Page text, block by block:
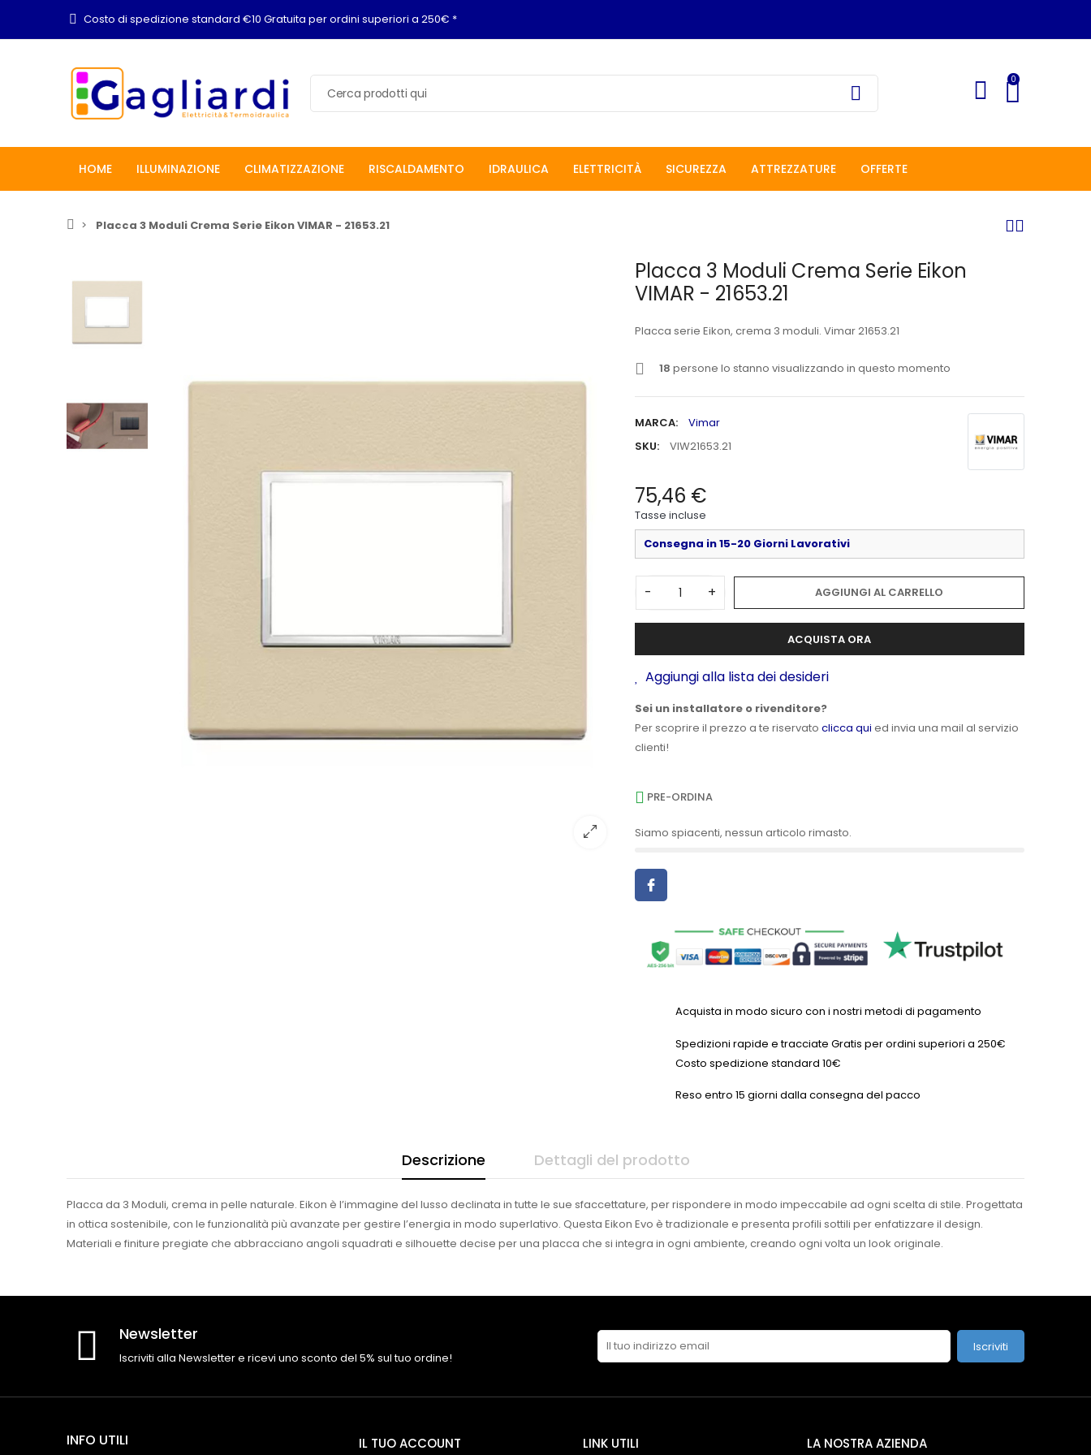
Costo di spedizione standard €10 Gratuita per ordini superiori a 250€ *
0
HOME ILLUMINAZIONE CLIMATIZZAZIONE RISCALDAMENTO IDRAULICA ELETTRICITÀ SICUREZZA ATTREZZATURE OFFERTE
Placca 3 Moduli Crema Serie Eikon VIMAR - 21653.21
Placca 3 Moduli Crema Serie Eikon
VIMAR - 21653.21
Placca serie Eikon, crema 3 moduli. Vimar 21653.21
18 persone lo stanno visualizzando in questo momento
MARCA:
Vimar
SKU:
VIW21653.21
75,46 €
Tasse incluse
Consegna in 15-20 Giorni Lavorativi
- + AGGIUNGI AL CARRELLO
ACQUISTA ORA
Aggiungi alla lista dei desideri
Sei un installatore o rivenditore?
Per scoprire il prezzo a te riservato clicca qui ed invia una mail al servizio
clienti!
PRE-ORDINA
Siamo spiacenti, nessun articolo rimasto.
Acquista in modo sicuro con i nostri metodi di pagamento
Spedizioni rapide e tracciate Gratis per ordini superiori a 250€
Costo spedizione standard 10€
Reso entro 15 giorni dalla consegna del pacco
Descrizione Dettagli del prodotto
Placca da 3 Moduli, crema in pelle naturale. Eikon è l’immagine del lusso declinata in tutte le sue sfaccettature, per rispondere in modo impeccabile ad ogni scelta di stile. Progettata
in ottica sostenibile, con le funzionalità più avanzate per gestire l’energia in modo superlativo. Questa Eikon Evo è tradizionale e presenta profili sottili per enfatizzare il design.
Materiali e finiture pregiate che abbracciano angoli squadrati e silhouette decise per una placca che si integra in ogni ambiente, creando ogni volta un look originale.
Newsletter
Iscriviti alla Newsletter e ricevi uno sconto del 5% sul tuo ordine!
Iscriviti
INFO UTILI IL TUO ACCOUNT LINK UTILI LA NOSTRA AZIENDA